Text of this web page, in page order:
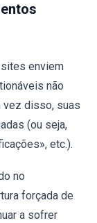
enviem
não
vez disso, suas
(ou seja,
etc.).
no
forçada de
a sofrer